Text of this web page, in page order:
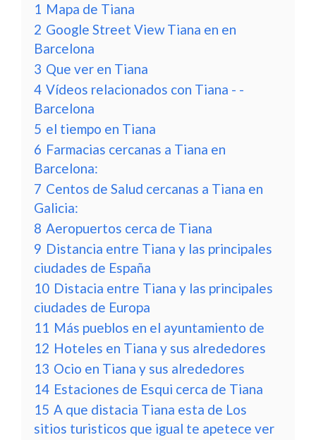
1 Mapa de Tiana
2 Google Street View Tiana en en
Barcelona
3 Que ver en Tiana
4 Vídeos relacionados con Tiana - -
Barcelona
5 el tiempo en Tiana
6 Farmacias cercanas a Tiana en
Barcelona:
7 Centos de Salud cercanas a Tiana en
Galicia:
8 Aeropuertos cerca de Tiana
9 Distancia entre Tiana y las principales
ciudades de España
10 Distacia entre Tiana y las principales
ciudades de Europa
11 Más pueblos en el ayuntamiento de
12 Hoteles en Tiana y sus alrededores
13 Ocio en Tiana y sus alrededores
14 Estaciones de Esqui cerca de Tiana
15 A que distacia Tiana esta de Los
sitios turisticos que igual te apetece ver